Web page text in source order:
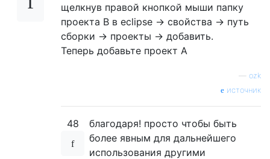
щелкнув правой кнопкой мыши папку
проекта B в eclipse -> свойства -> путь
сборки -> проекты -> добавить.
Теперь добавьте проект A
ozk
источник
48
благодаря! просто чтобы быть
более явным для дальнейшего
использования другими